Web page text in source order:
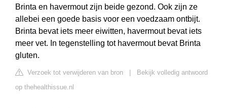
Brinta en havermout zijn beide gezond. Ook zijn ze
allebei een goede basis voor een voedzaam ontbijt.
Brinta bevat iets meer eiwitten, havermout bevat iets
meer vet. In tegenstelling tot havermout bevat Brinta
gluten.
Verzoek tot verwijderen van bron
Bekijk volledig antwoord
op thehealthissue.nl